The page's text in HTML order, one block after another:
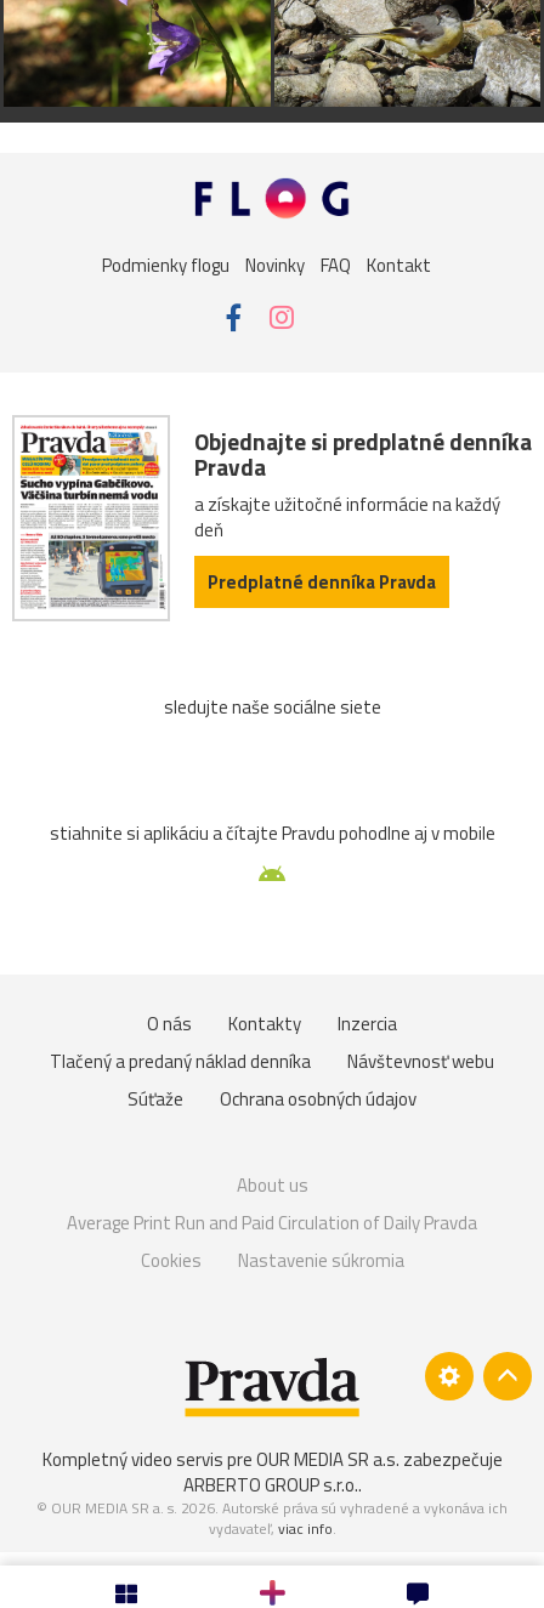
Podmienky flogu Novinky FAQ Kontakt
Objednajte si predplatné denníka
Pravda
a získajte užitočné informácie na každý
deň
Predplatné denníka Pravda
sledujte naše sociálne siete
stiahnite si aplikáciu a čítajte Pravdu pohodlne aj v mobile
O nás Kontakty
Inzercia
Tlačený a predaný náklad denníka
Návštevnosť webu
Súťaže
Ochrana osobných údajov
About us
Average Print Run and Paid Circulation of Daily Pravda
Cookies
Nastavenie súkromia
Kompletný video servis pre OUR MEDIA SR a.s. zabezpečuje
ARBERTO GROUP s.r.o..
© OUR MEDIA SR a. s. 2026. Autorské práva sú vyhradené a vykonáva ich
vydavateľ, viac info.